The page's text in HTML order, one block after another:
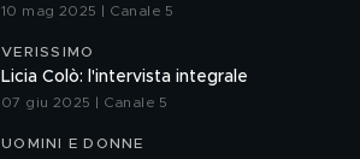
10 mag 2025 | Canale 5
VERISSIMO
Licia Colò: l'intervista integrale
07 giu 2025 | Canale 5
UOMINI E DONNE